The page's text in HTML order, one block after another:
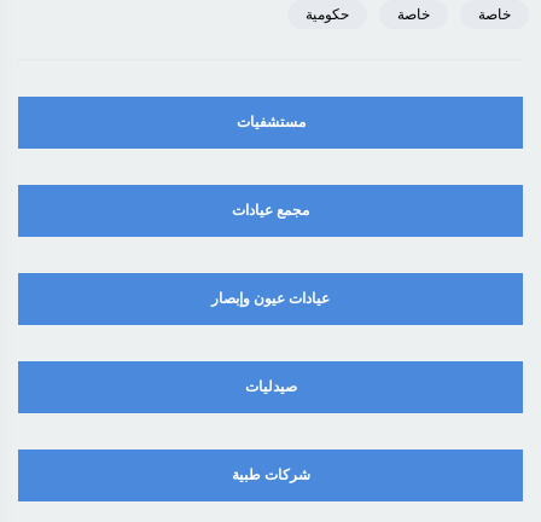
خاصة خاصة حكومية
مستشفيات
مجمع عيادات
عيادات عيون وإبصار
صيدليات
شركات طبية